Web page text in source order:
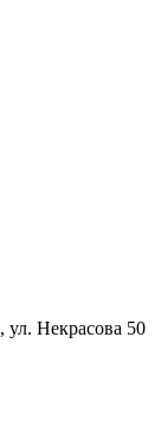
, ул. Некрасова 50